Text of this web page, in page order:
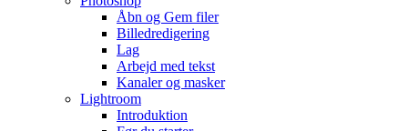
Åbn og Gem filer
Billedredigering
Lag
Arbejd med tekst
Kanaler og masker
Lightroom
Introduktion